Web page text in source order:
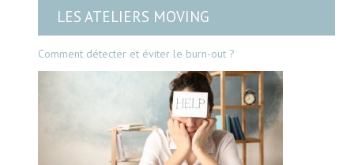
LES ATELIERS MOVING
Comment détecter et éviter le burn-out ?